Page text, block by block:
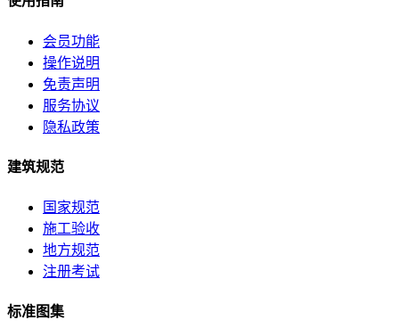
会员功能
操作说明
免责声明
服务协议
隐私政策
建筑规范
国家规范
施工验收
地方规范
注册考试
标准图集